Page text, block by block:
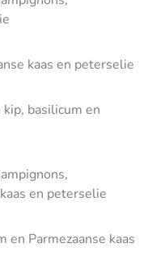
kaas en peterselie
basilicum en
en peterselie
en Parmezaanse kaas